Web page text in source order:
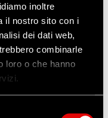
inoltre
il nostro sito con i
dei dati web,
combinarle
loro o che hanno